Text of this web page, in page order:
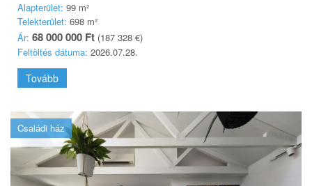
Alapterület: 99 m²
Telekterület: 698 m²
Ár: 68 000 000 Ft (187 328 €)
Feltöltés dátuma: 2026.07.28.
Tovább
Családi ház